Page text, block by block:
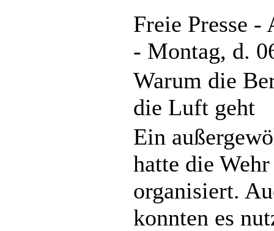
Freie Presse -
- Montag, d.
Warum die
die Luft geht
Ein
hatte die
organisiert.
konnten es